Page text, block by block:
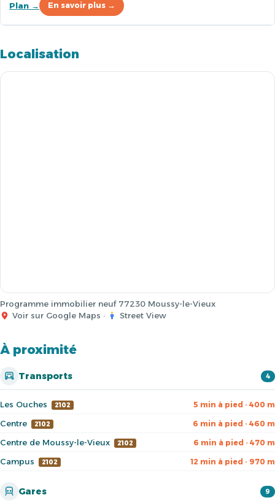
Plan → En savoir plus →
Localisation
Programme immobilier neuf 77230 Moussy-le-Vieux
Voir sur Google Maps · Street View
À proximité
Transports 4
Les Ouches 2102 5 min à pied · 400 m
Centre 2102 6 min à pied · 460 m
Centre de Moussy-le-Vieux 2102 6 min à pied · 470 m
Campus 2102 12 min à pied · 970 m
Gares 9